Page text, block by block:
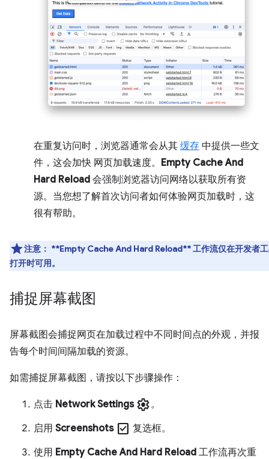
在重复访问时，浏览器通常会从其 缓存 中提供一些文
件，这会加快 网页加载速度。 Empty Cache And
Hard Reload 会强制浏览器访问网络以获取所有资
源。当您想了解首次访问者如何体验网页加载时，这
很有帮助。
注意 ： **Empty Cache And Hard Reload** 工作流仅在开发者
打开时可用。
捕捉屏幕截图
屏幕截图会捕捉网页在加载过程中不同时间点的外观，并报
告每个时间间隔加载的资源。
如需捕捉屏幕截图，请按以下步骤操作：
点击 Network Settings settings。
启用 Screenshots check_box 复选框。
使用 Empty Cache And Hard Reload 工作流再次重